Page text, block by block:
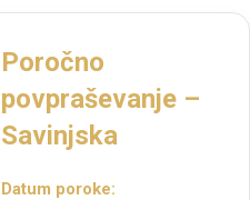
Poročno
povpraševanje –
Savinjska
Datum poroke: